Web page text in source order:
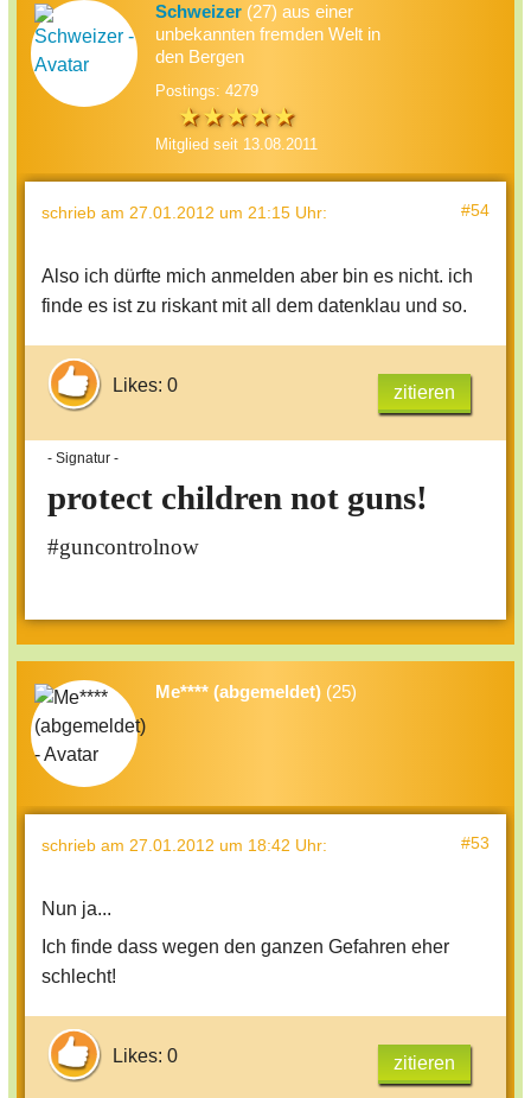
Schweizer (27) aus einer
unbekannten fremden Welt in
den Bergen
Postings: 4279
Mitglied seit 13.08.2011
schrieb am 27.01.2012 um 21:15 Uhr: #54
Also ich dürfte mich anmelden aber bin es nicht. ich
finde es ist zu riskant mit all dem datenklau und so.
Likes: 0 zitieren
- Signatur -
protect children not guns!
#guncontrolnow
Me**** (abgemeldet) (25)
schrieb am 27.01.2012 um 18:42 Uhr: #53
Nun ja...
Ich finde dass wegen den ganzen Gefahren eher
schlecht!
Likes: 0 zitieren